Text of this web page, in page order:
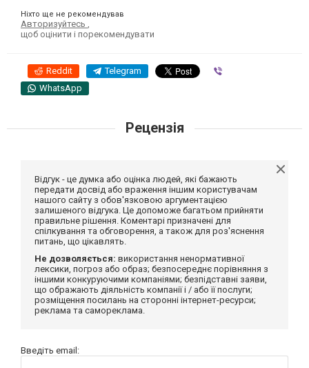
Ніхто ще не рекомендував
Авторизуйтесь
щоб оцінити і порекомендувати
Reddit Telegram
WhatsApp
Рецензія
Відгук - це думка або оцінка людей, які бажають
передати досвід або враження іншим користувачам
нашого сайту з обов'язковою аргументацією
залишеного відгука. Це допоможе багатьом прийняти
правильне рішення. Коментарі призначені для
спілкування та обговорення, а також для роз'яснення
питань, що цікавлять.
Не дозволяється: використання ненормативної
лексики, погроз або образ; безпосереднє порівняння з
іншими конкуруючими компаніями; безпідставні заяви,
що ображають діяльність компанії і / або її послуги;
розміщення посилань на сторонні інтернет-ресурси;
реклама та самореклама.
Введіть email: